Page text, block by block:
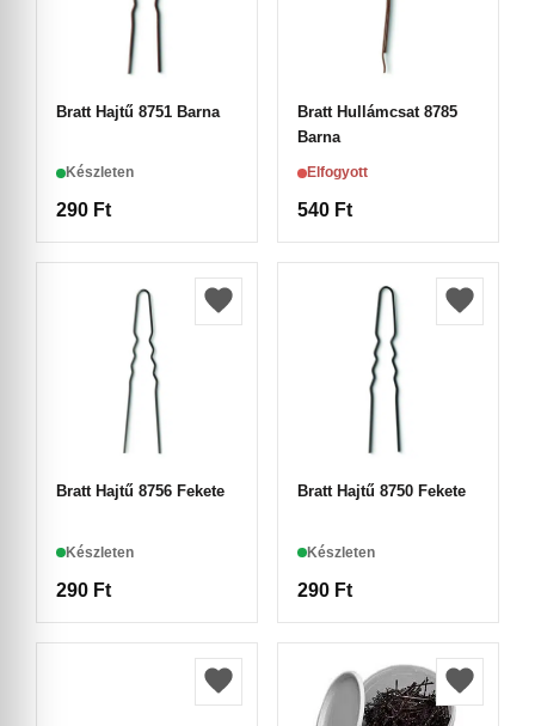
Bratt Hajtű 8751 Barna
Készleten
290 Ft
Bratt Hullámcsat 8785
Barna
Elfogyott
540 Ft
Bratt Hajtű 8756 Fekete
Készleten
290 Ft
Bratt Hajtű 8750 Fekete
Készleten
290 Ft